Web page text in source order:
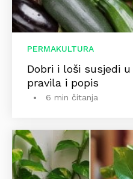
PERMAKULTURA
Dobri i loši susjedi
pravila i popis
6 min čitanja